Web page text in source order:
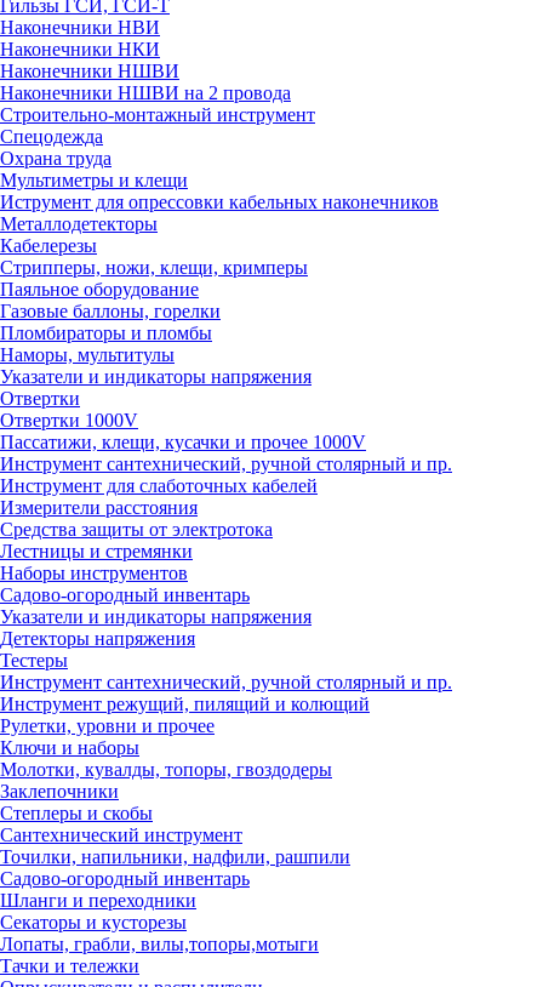
Гильзы ГСИ, ГСИ-Т
Наконечники НВИ
Наконечники НКИ
Наконечники НШВИ
Наконечники НШВИ на 2 провода
Строительно-монтажный инструмент
Спецодежда
Охрана труда
Мультиметры и клещи
Иструмент для опрессовки кабельных наконечников
Металлодетекторы
Кабелерезы
Стрипперы, ножи, клещи, кримперы
Паяльное оборудование
Газовые баллоны, горелки
Пломбираторы и пломбы
Наморы, мультитулы
Указатели и индикаторы напряжения
Отвертки
Отвертки 1000V
Пассатижи, клещи, кусачки и прочее 1000V
Инструмент сантехнический, ручной столярный и пр.
Инструмент для слаботочных кабелей
Измерители расстояния
Средства защиты от электротока
Лестницы и стремянки
Наборы инструментов
Садово-огородный инвентарь
Указатели и индикаторы напряжения
Детекторы напряжения
Тестеры
Инструмент сантехнический, ручной столярный и пр.
Инструмент режущий, пилящий и колющий
Рулетки, уровни и прочее
Ключи и наборы
Молотки, кувалды, топоры, гвоздодеры
Заклепочники
Степлеры и скобы
Сантехнический инструмент
Точилки, напильники, надфили, рашпили
Садово-огородный инвентарь
Шланги и переходники
Секаторы и кусторезы
Лопаты, грабли, вилы,топоры,мотыги
Тачки и тележки